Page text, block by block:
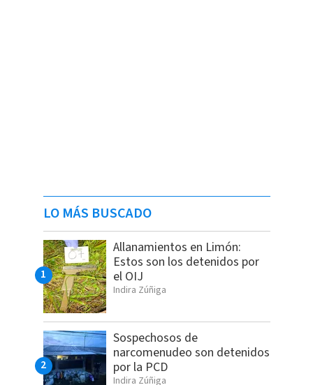
LO MÁS BUSCADO
Allanamientos en Limón:
Estos son los detenidos por
el OIJ
Indira Zúñiga
Sospechosos de
narcomenudeo son detenidos
por la PCD
Indira Zúñiga